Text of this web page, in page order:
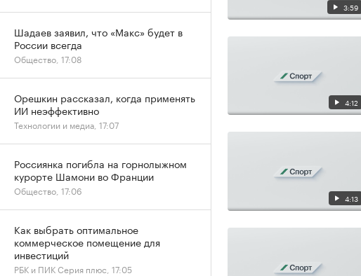
3:59
4:12
4:13
Шадаев заявил, что «Макс» будет в
России всегда
Общество, 17:08
Орешкин рассказал, когда применять
ИИ неэффективно
Технологии и медиа, 17:07
Россиянка погибла на горнолыжном
курорте Шамони во Франции
Общество, 17:06
Как выбрать оптимальное
коммерческое помещение для
инвестиций
РБК и ПИК Серия плюс, 17:05